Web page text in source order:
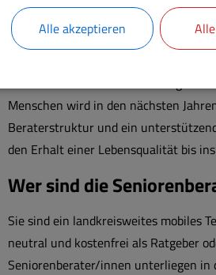
Hintergrund der
Der demografische Wandel unserer
resultierenden Herausforderungen
Menschen wird in den nächsten
Beraterstruktur und ein
den Erhalt einer Lebensqualität bis
Wer sind die
Sie sind ein landkreisweites mobiles
neutral und kostenfrei als Ratgeber
Seniorenberater/innen unterliegen in
Alle akzeptieren